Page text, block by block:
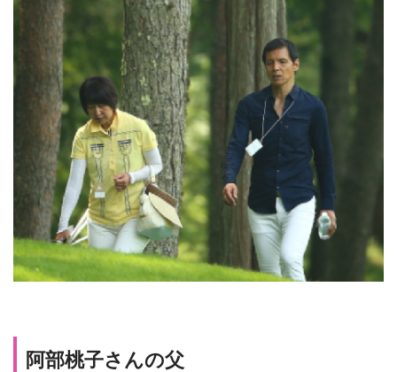
阿部桃子さんの父